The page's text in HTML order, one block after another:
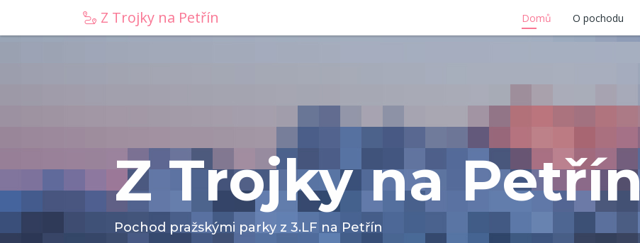
Z Trojky na Petřín Domů O pochodu
Z Trojky na Petřín
Pochod pražskými parky z 3.LF na Petřín